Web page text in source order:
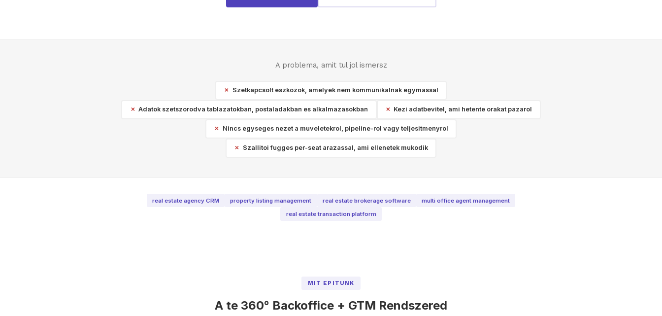
A problema, amit tul jol ismersz
Szetkapcsolt eszkozok, amelyek nem kommunikalnak egymassal
Adatok szetszorodva tablazatokban, postaladakban es alkalmazasokban Kezi adatbevitel, ami hetente orakat pazarol
Nincs egyseges nezet a muveletekrol, pipeline-rol vagy teljesitmenyrol
Szallitoi fugges per-seat arazassal, ami ellenetek mukodik
real estate agency CRM property listing management real estate brokerage software
multi office agent management
real estate transaction platform
MIT EPITUNK
A te 360° Backoffice + GTM Rendszered